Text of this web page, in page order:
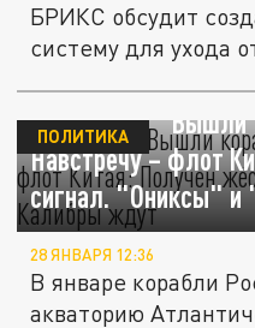
БРИКС обсудит
систему для ухода
Вот это да.
Навстречу – флот
сигнал. "Ониксы"
ПОЛИТИКА
28 ЯНВАРЯ 12:36
В январе корабли
акваторию